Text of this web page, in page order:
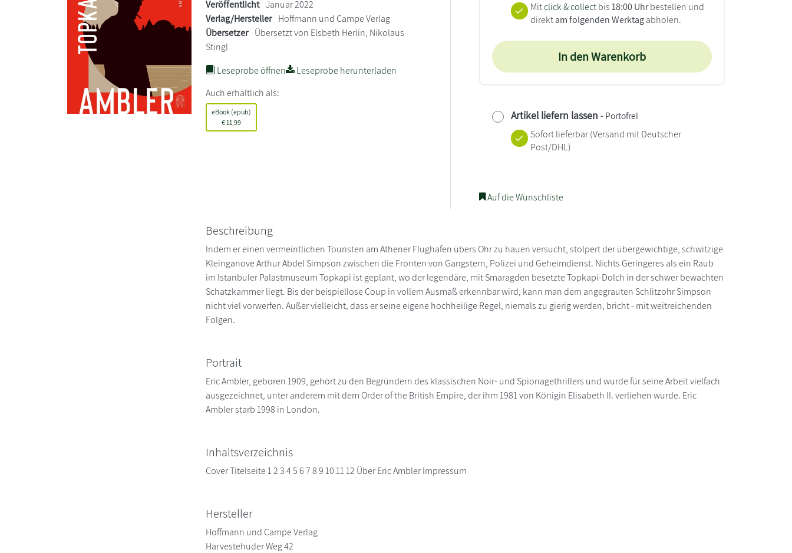
Veröffentlicht Januar 2022
Verlag/Hersteller Hoffmann und Campe Verlag
Übersetzer Übersetzt von Elsbeth Herlin, Nikolaus
Stingl
Leseprobe öffnen
Leseprobe herunterladen
Auch erhältlich als:
eBook (epub)
€11,99
Mitclick & collect bis18:00 Uhrbestellen und
direktam folgenden Werktagabholen.
In den Warenkorb
Artikel liefern lassen - Portofrei
Sofort lieferbar(Versand mit Deutscher
Post/DHL)
Auf die Wunschliste
Beschreibung
Indem er einen vermeintlichen Touristen am Athener Flughafen übers Ohr zu hauen versucht, stolpert der übergewichtige, schwitzige
Kleinganove Arthur Abdel Simpson zwischen die Fronten von Gangstern, Polizei und Geheimdienst. Nichts Geringeres als ein Raub
im Istanbuler Palastmuseum Topkapi ist geplant, wo der legendäre, mit Smaragden besetzte Topkapi-Dolch in der schwer bewachten
Schatzkammer liegt. Bis der beispiellose Coup in vollem Ausmaß erkennbar wird, kann man dem angegrauten Schlitzohr Simpson
nicht viel vorwerfen. Außer vielleicht, dass er seine eigene hochheilige Regel, niemals zu gierig werden, bricht - mit weitreichenden
Folgen.
Portrait
Eric Ambler, geboren 1909, gehört zu den Begründern des klassischen Noir- und Spionagethrillers und wurde für seine Arbeit vielfach
ausgezeichnet, unter anderem mit dem Order of the British Empire, der ihm 1981 von Königin Elisabeth II. verliehen wurde. Eric
Ambler starb 1998 in London.
Inhaltsverzeichnis
Cover Titelseite 1 2 3 4 5 6 7 8 9 10 11 12 Über Eric Ambler Impressum
Hersteller
Hoffmann und Campe Verlag
Harvestehuder Weg 42